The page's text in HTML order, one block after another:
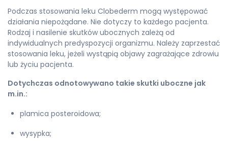
Podczas stosowania leku Clobederm mogą występować
działania niepożądane. Nie dotyczy to każdego pacjenta.
Rodzaj i nasilenie skutków ubocznych zależą od
indywidualnych predyspozycji organizmu. Należy zaprzestać
stosowania leku, jeżeli wystąpią objawy zagrażające zdrowiu
lub życiu pacjenta.
Dotychczas odnotowywano takie skutki uboczne jak
m.in.:
plamica posteroidowa;
wysypka;